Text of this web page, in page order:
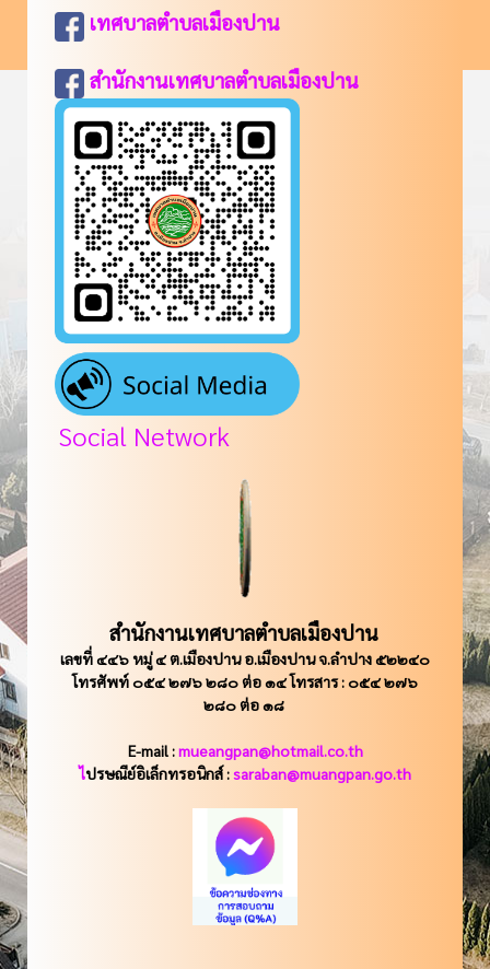
เทศบาลตำบลเมืองปาน
สำนักงานเทศบาลตำบลเมืองปาน
Social Network
สำนักงานเทศบาลตำบลเมืองปาน
เลขที่ ๔๔๖ หมู่ ๔ ต.เมืองปาน อ.เมืองปาน จ.ลำปาง ๕๒๒๔๐
โทรศัพท์ ๐๕๔ ๒๗๖ ๒๘๐ ต่อ ๑๔ โทรสาร : ๐๕๔ ๒๗๖
๒๘๐ ต่อ ๑๘
E-mail :mueangpan@hotmail.co.th
ไปรษณีย์อิเล็กทรอนิกส์ :saraban@muangpan.go.th